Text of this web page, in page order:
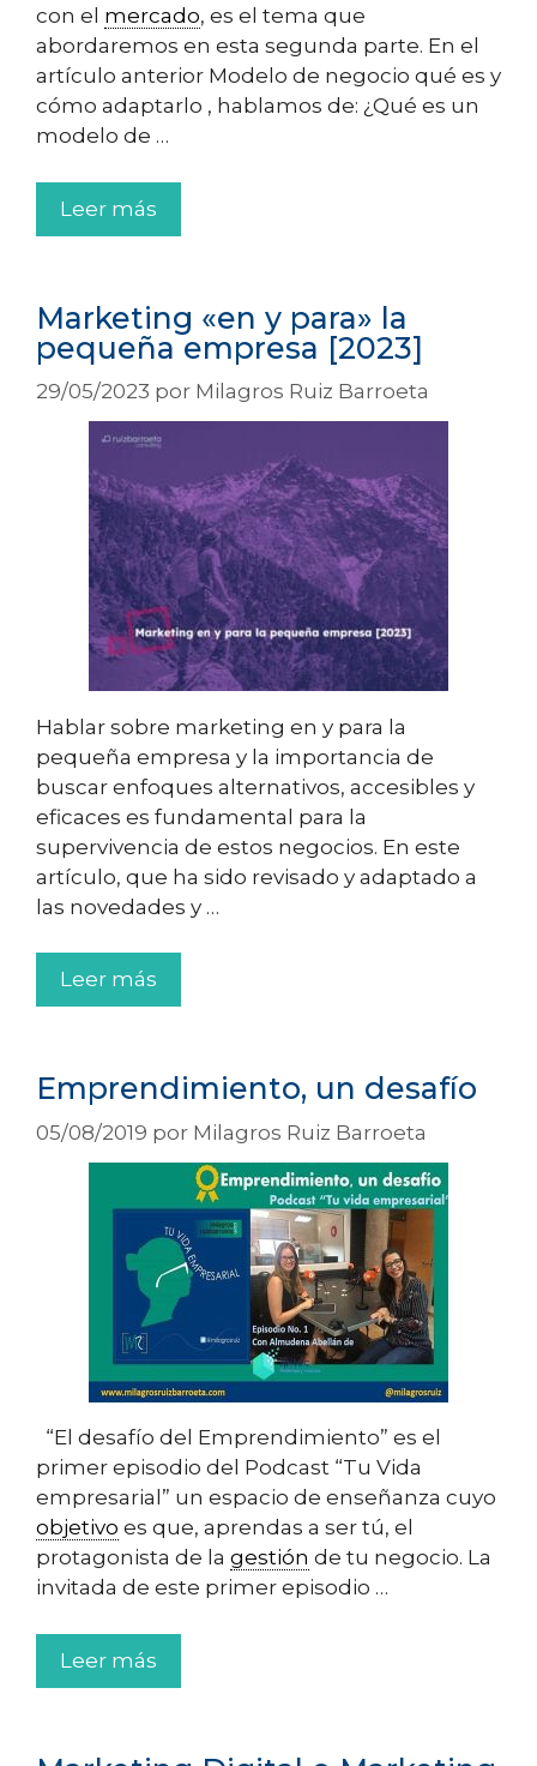
con el mercado, es el tema que
abordaremos en esta segunda parte. En el
artículo anterior Modelo de negocio qué es y
cómo adaptarlo , hablamos de: ¿Qué es un
modelo de …
Leer más
Marketing «en y para» la
pequeña empresa [2023]
29/05/2023 por Milagros Ruiz Barroeta
Hablar sobre marketing en y para la
pequeña empresa y la importancia de
buscar enfoques alternativos, accesibles y
eficaces es fundamental para la
supervivencia de estos negocios. En este
artículo, que ha sido revisado y adaptado a
las novedades y …
Leer más
Emprendimiento, un desafío
05/08/2019 por Milagros Ruiz Barroeta
“El desafío del Emprendimiento” es el
primer episodio del Podcast “Tu Vida
empresarial” un espacio de enseñanza cuyo
objetivo es que, aprendas a ser tú, el
protagonista de la gestión de tu negocio. La
invitada de este primer episodio …
Leer más